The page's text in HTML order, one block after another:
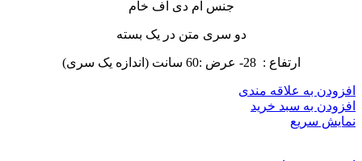
جنس ام دی اف خام
دو سری متن در یک بسته
ارتفاع : 28- عرض :60 سانت (اندازه یک سری)
افزودن به علاقه مندی
افزودن به سبد خرید
نمایش سریع